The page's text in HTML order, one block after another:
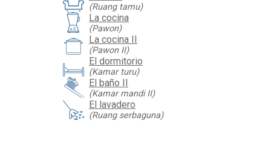
(Ruang tamu)
La cocina
(Pawon)
La cocina II
(Pawon II)
El dormitorio
(Kamar turu)
El baño II
(Kamar mandi II)
El lavadero
(Ruang serbaguna)